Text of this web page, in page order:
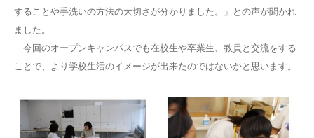
することや手洗いの方法の大切さが分かりました。」との声が聞かれ
ました。
今回のオープンキャンパスでも在校生や卒業生、教員と交流をする
ことで、より学校生活のイメージが出来たのではないかと思います。